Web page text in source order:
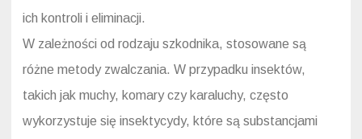
ich kontroli i eliminacji.
W zależności od rodzaju szkodnika, stosowane są
różne metody zwalczania. W przypadku insektów,
takich jak muchy, komary czy karaluchy, często
wykorzystuje się insektycydy, które są substancjami